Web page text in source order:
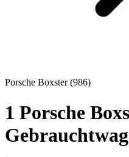
Porsche Boxster (986)
1 Porsche